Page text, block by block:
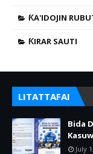
ƘA'IDOJIN
ƘIRAR SAUTI
LITATTAFAI
Bida
July